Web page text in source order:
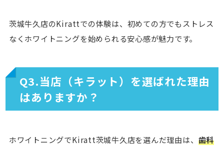
茨城牛久店のKirattでの体験は、初めての方でもストレス
なくホワイトニングを始められる安心感が魅力です。
Q3.当店（キラット）を選ばれた理由
はありますか？
ホワイトニングでKiratt茨城牛久店を選んだ理由は、 歯科